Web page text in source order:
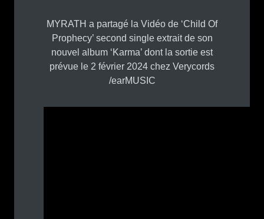
MYRATH a partagé la Vidéo de ‘Child Of
Prophecy’ second single extrait de son
nouvel album ‘Karma’ dont la sortie est
prévue le 2 février 2024 chez Verycords
/earMUSIC